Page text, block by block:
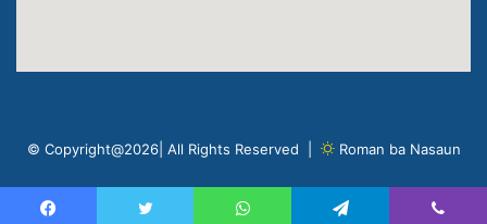
© Copyright@2026| All Rights Reserved | Roman ba Nasaun